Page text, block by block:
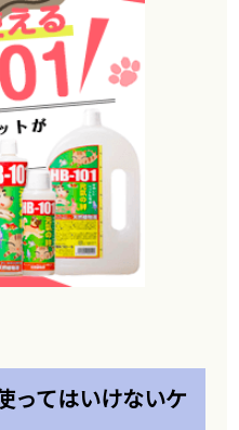
ってはいけないケ